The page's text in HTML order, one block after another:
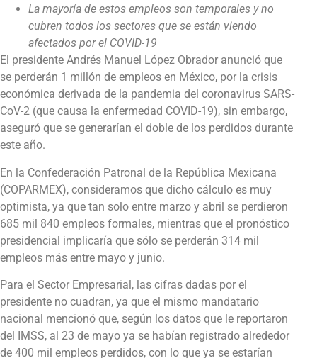
La mayoría de estos empleos son temporales y no
cubren todos los sectores que se están viendo
afectados por el COVID-19
El presidente Andrés Manuel López Obrador anunció que
se perderán 1 millón de empleos en México, por la crisis
económica derivada de la pandemia del coronavirus SARS-
CoV-2 (que causa la enfermedad COVID-19), sin embargo,
aseguró que se generarían el doble de los perdidos durante
este año.
En la Confederación Patronal de la República Mexicana
(COPARMEX), consideramos que dicho cálculo es muy
optimista, ya que tan solo entre marzo y abril se perdieron
685 mil 840 empleos formales, mientras que el pronóstico
presidencial implicaría que sólo se perderán 314 mil
empleos más entre mayo y junio.
Para el Sector Empresarial, las cifras dadas por el
presidente no cuadran, ya que el mismo mandatario
nacional mencionó que, según los datos que le reportaron
del IMSS, al 23 de mayo ya se habían registrado alrededor
de 400 mil empleos perdidos, con lo que ya se estarían